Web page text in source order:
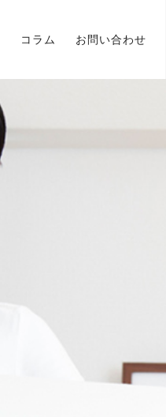
コラム お問い合わせ